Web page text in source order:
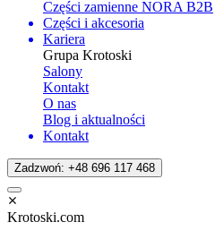
Części zamienne NORA B2B
Części i akcesoria
Kariera
Grupa Krotoski
Salony
Kontakt
O nas
Blog i aktualności
Kontakt
Zadzwoń: +48 696 117 468
Krotoski.com